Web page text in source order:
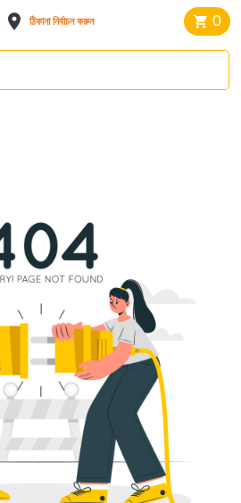
ঠিকানা নির্বাচন করুন 0